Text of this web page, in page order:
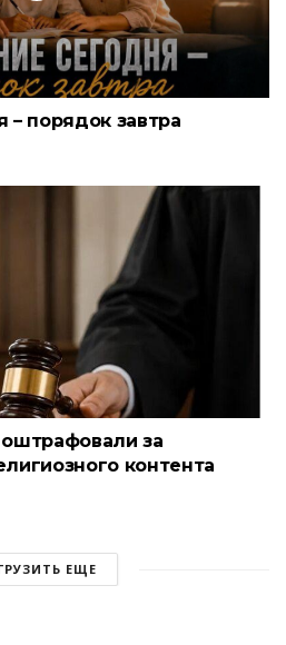
– порядок завтра
за
контента
ЕЩЕ